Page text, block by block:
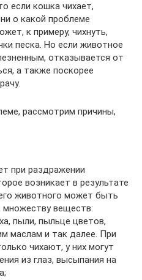
если кошка чихает,
о какой проблеме
к примеру, чихнуть,
песка. Но если животное
отказывается от
а также поскорее
рассмотрим причины,
при раздражении
возникает в результате
животного может быть
множеству веществ:
пыли, пыльце цветов,
маслам и так далее. При
чихают, у них могут
из глаз, высыпания на